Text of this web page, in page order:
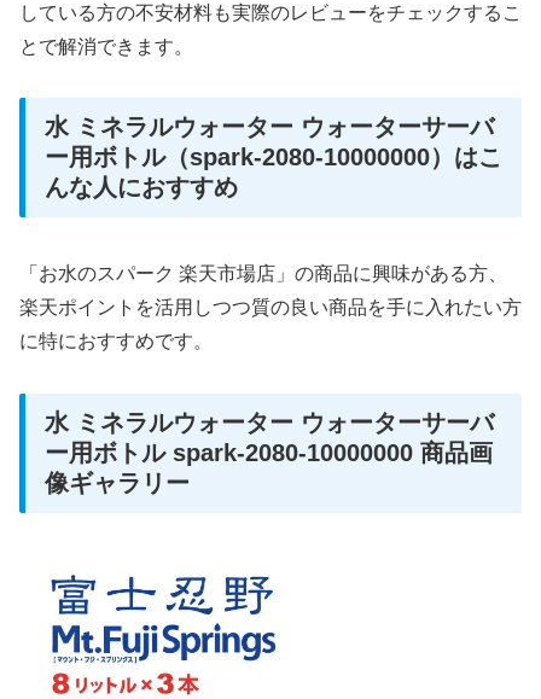
している方の不安材料も実際のレビューをチェックするこ
とで解消できます。
水 ミネラルウォーター ウォーターサーバ
ー用ボトル（spark-2080-10000000）はこ
んな人におすすめ
「お水のスパーク 楽天市場店」の商品に興味がある方、
楽天ポイントを活用しつつ質の良い商品を手に入れたい方
に特におすすめです。
水 ミネラルウォーター ウォーターサーバ
ー用ボトル spark-2080-10000000 商品画
像ギャラリー